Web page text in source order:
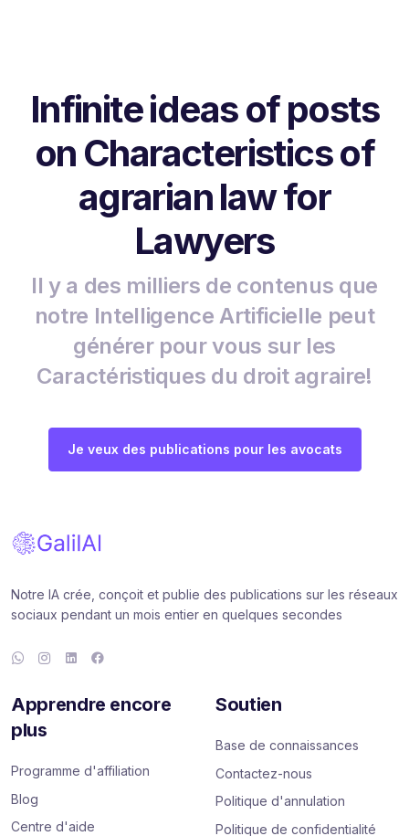
Infinite ideas of posts
on Characteristics of
agrarian law for
Lawyers
Il y a des milliers de contenus que
notre Intelligence Artificielle peut
générer pour vous sur les
Caractéristiques du droit agraire!
Je veux des publications pour les avocats
Notre IA crée, conçoit et publie des publications sur les réseaux
sociaux pendant un mois entier en quelques secondes
Apprendre encore
plus
Programme d'affiliation
Blog
Centre d'aide
Soutien
Base de connaissances
Contactez-nous
Politique d'annulation
Politique de confidentialité